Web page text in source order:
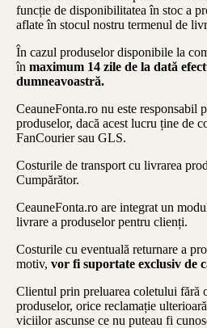
funcție de disponibilitatea în stoc a
aflate în stocul nostru termenul de
În cazul produselor disponibile la
în maximum 14 zile de la dată
dumneavoastră.
CeauneFonta.ro nu este responsabil
produselor, dacă acest lucru ține de
FanCourier sau GLS.
Costurile de transport cu livrarea
Cumpărător.
CeauneFonta.ro are integrat un
livrare a produselor pentru clienți.
Costurile cu eventuală returnare a
motiv, vor fi suportate exclusiv de
Clientul prin preluarea coletului fără
produselor, orice reclamație
viciilor ascunse ce nu puteau fi